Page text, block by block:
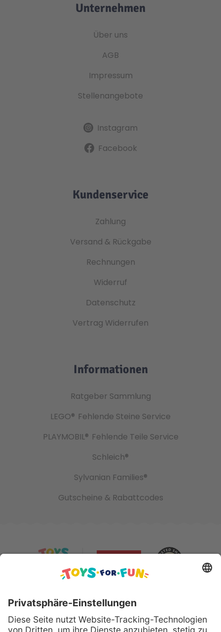
Unternehmen
Über uns
AGB
Impressum
Stellenangebote
Instagram
Facebook
Kundenservice
Zahlung
Versand & Rückgabe
Rechnungen
Widerruf
Datenschutz
Vertrag Widerrufen
Informationen
Ratgeber Sammlung
LEGO® Fehlende Steine Service
PLAYMOBIL® Fehlende Teile Service
Schleich®
Sylvanian Families®
Gutscheine & Rabattcodes
Sicher bezahlen mit: